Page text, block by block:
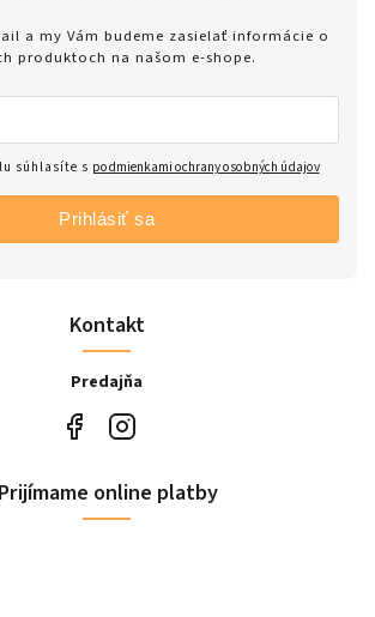
Kontakt
Predajňa
a my Vám budeme zasielať informácie o
produktoch na našom e-shope.
súhlasíte s podmienkami ochrany osobných údajov
Prihlásiť sa
Prijímame online platby